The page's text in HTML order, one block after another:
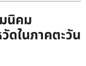
นิคม
ดในภาคตะวัน